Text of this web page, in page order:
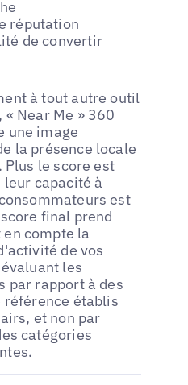
réputation
de convertir
à tout autre outil
Near Me » 360
une image
la présence locale
Plus le score est
leur capacité à
est
final prend
compte la
de vos
les
par rapport à des
référence établis
et non par
catégories